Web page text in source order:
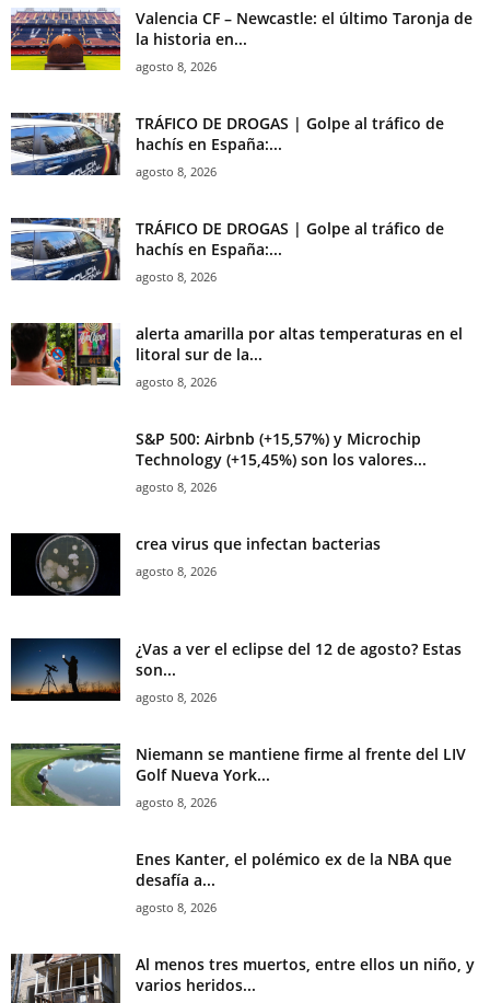
Valencia CF – Newcastle: el último Taronja de
la historia en...
agosto 8, 2026
TRÁFICO DE DROGAS | Golpe al tráfico de
hachís en España:...
agosto 8, 2026
TRÁFICO DE DROGAS | Golpe al tráfico de
hachís en España:...
agosto 8, 2026
alerta amarilla por altas temperaturas en el
litoral sur de la...
agosto 8, 2026
S&P 500: Airbnb (+15,57%) y Microchip
Technology (+15,45%) son los valores...
agosto 8, 2026
crea virus que infectan bacterias
agosto 8, 2026
¿Vas a ver el eclipse del 12 de agosto? Estas
son...
agosto 8, 2026
Niemann se mantiene firme al frente del LIV
Golf Nueva York...
agosto 8, 2026
Enes Kanter, el polémico ex de la NBA que
desafía a...
agosto 8, 2026
Al menos tres muertos, entre ellos un niño, y
varios heridos...